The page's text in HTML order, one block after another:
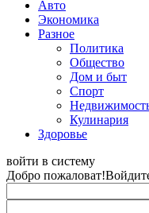
Авто
Экономика
Разное
Политика
Общество
Дом и быт
Спорт
Кулинария
Здоровье
войти в систему
Добро пожаловат!